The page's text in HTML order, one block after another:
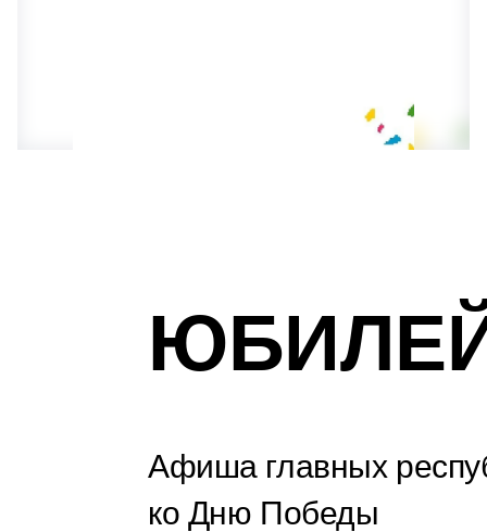
Афиша главных
ко Дню Победы